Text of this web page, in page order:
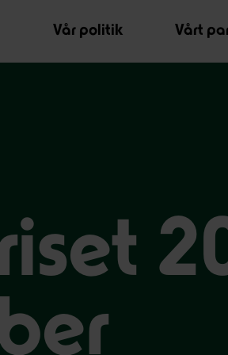
Vår politik
Vårt